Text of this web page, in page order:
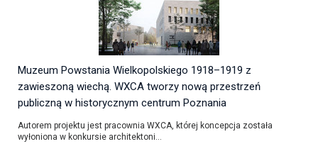
Muzeum Powstania Wielkopolskiego 1918–1919 z
zawieszoną wiechą. WXCA tworzy nową przestrzeń
publiczną w historycznym centrum Poznania
Autorem projektu jest pracownia WXCA, której koncepcja została
wyłoniona w konkursie architektoni...